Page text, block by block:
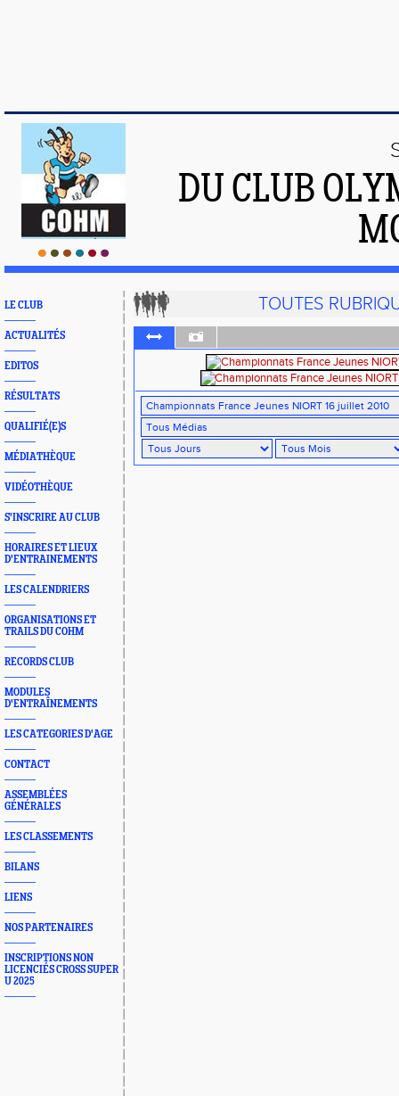
DU CLUB
LE CLUB
ACTUALITÉS
EDITOS
RÉSULTATS
QUALIFIÉ(E)S
MÉDIATHÈQUE
VIDÉOTHÈQUE
S'INSCRIRE AU CLUB
HORAIRES ET LIEUX
D'ENTRAINEMENTS
LES CALENDRIERS
ORGANISATIONS ET
TRAILS DU COHM
RECORDS CLUB
MODULES
D'ENTRAÎNEMENTS
LES CATEGORIES D'AGE
CONTACT
ASSEMBLÉES
GÉNÉRALES
LES CLASSEMENTS
BILANS
LIENS
NOS PARTENAIRES
INSCRIPTIONS NON
LICENCIÉS CROSS SUPER
U 2025
TOUTES